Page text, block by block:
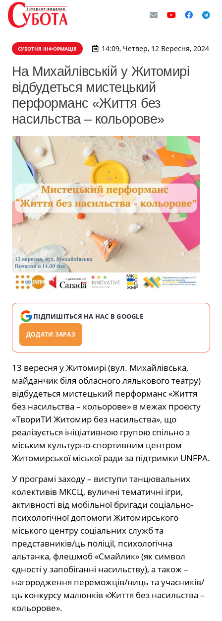
СУБОТНЯ ІНФОРМАЦІЯ 14:09, Четвер, 12 Вересня, 2024
На Михайлівській у Житомирі
відбудеться мистецький
перформанс «Життя без
насильства – кольорове»
ПІДПИШІТЬСЯ НА НАС В GOOGLE
ДОДАТИ ЗАРАЗ
13 вересня у Житомирі (вул. Михайлівська,
майданчик біля обласного лялькового театру)
відбудеться мистецький перформанс «Життя
без насильства – кольорове» в межах проєкту
«ТвориТИ Житомир без насильства», що
реалізується ініціативною групою спільно з
міським культурно-спортивним центром
Житомирської міської ради за підтримки UNFPA.
У програмі заходу – виступи танцювальних
колективів МКСЦ, вуличні тематичні ігри,
активності від мобільної бригади соціально-
психологічної допомоги Житомирського
міського центру соціальних служб та
представників/ць поліції, психологічна
альтанка, флешмоб «Смайлик» (як символ
єдності у запобіганні насильству), а також –
нагородження переможців/ниць та учасників/
ць конкурсу малюнків «Життя без насильства –
кольорове».